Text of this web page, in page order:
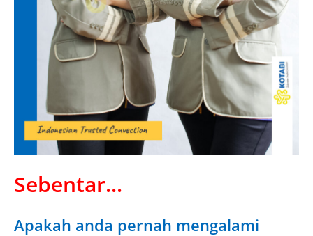
Sebentar...
Apakah anda pernah mengalami